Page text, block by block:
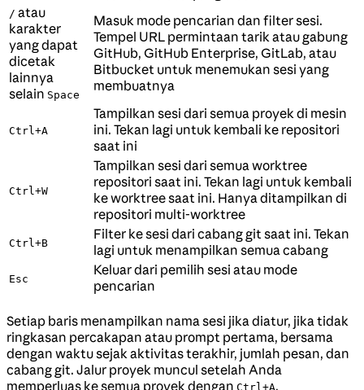
/ atau
karakter
yang dapat
dicetak
lainnya
selain Space
Masuk mode pencarian dan filter sesi.
Tempel URL permintaan tarik atau gabung
GitHub, GitHub Enterprise, GitLab, atau
Bitbucket untuk menemukan sesi yang
membuatnya
Ctrl+A
Tampilkan sesi dari semua proyek di mesin
ini. Tekan lagi untuk kembali ke repositori
saat ini
Ctrl+W
Tampilkan sesi dari semua worktree
repositori saat ini. Tekan lagi untuk kembali
ke worktree saat ini. Hanya ditampilkan di
repositori multi-worktree
Ctrl+B
Filter ke sesi dari cabang git saat ini. Tekan
lagi untuk menampilkan semua cabang
Esc
Keluar dari pemilih sesi atau mode
pencarian
Setiap baris menampilkan nama sesi jika diatur, jika tidak
ringkasan percakapan atau prompt pertama, bersama
dengan waktu sejak aktivitas terakhir, jumlah pesan, dan
cabang git. Jalur proyek muncul setelah Anda
memperluas ke semua proyek dengan Ctrl+A.